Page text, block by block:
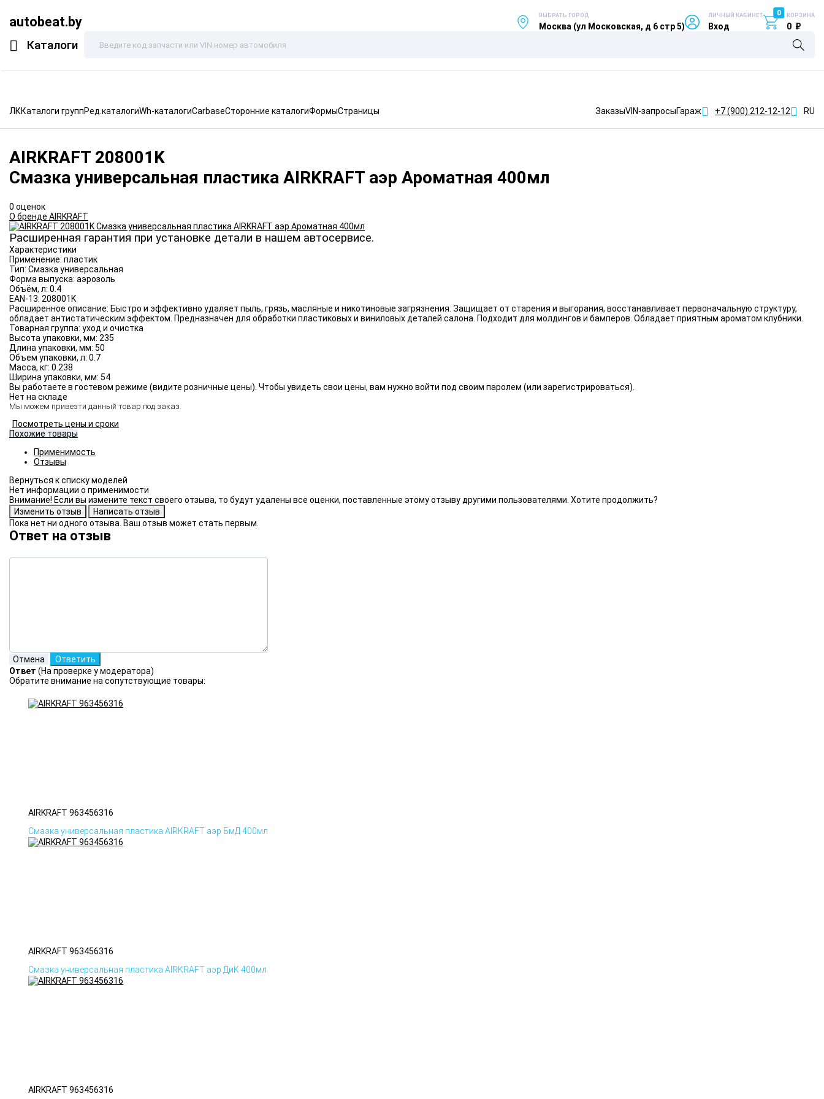
autobeat.by
Каталоги
ВЫБРАТЬ ГОРОД
Москва (ул Московская, д 6 стр 5)
ЛИЧНЫЙ КАБИНЕТ
Вход
0 КОРЗИНА
0 ₽
ЛККаталоги группРед.каталогиWh-каталогиCarbaseСторонние каталогиФормыСтраницы ЗаказыVIN-запросыГараж +7 (900) 212-12-12 RU
AIRKRAFT 208001K
Смазка универсальная пластика AIRKRAFT аэр Ароматная 400мл
0 оценок
О бренде AIRKRAFT
Расширенная гарантия при установке детали в нашем автосервисе.
Характеристики
Применение: пластик
Тип: Смазка универсальная
Форма выпуска: аэрозоль
Объём, л: 0.4
EAN-13: 208001K
Расширенное описание: Быстро и эффективно удаляет пыль, грязь, масляные и никотиновые загрязнения. Защищает от старения и выгорания, восстанавливает первоначальную структуру,
обладает антистатическим эффектом. Предназначен для обработки пластиковых и виниловых деталей салона. Подходит для молдингов и бамперов. Обладает приятным ароматом клубники.
Товарная группа: уход и очистка
Высота упаковки, мм: 235
Длина упаковки, мм: 50
Объем упаковки, л: 0.7
Масса, кг: 0.238
Ширина упаковки, мм: 54
Вы работаете в гостевом режиме (видите розничные цены). Чтобы увидеть свои цены, вам нужно войти под своим паролем (или зарегистрироваться).
Нет на складе
Мы можем привезти данный товар под заказ.
Посмотреть цены и сроки
Похожие товары
Применимость
Отзывы
Нет информации о применимости
Внимание! Если вы измените текст своего отзыва, то будут удалены все оценки, поставленные этому отзыву другими пользователями. Хотите продолжить?
Пока нет ни одного отзыва. Ваш отзыв может стать первым.
Ответ на отзыв
Ответ (На проверке у модератора)
Обратите внимание на сопутствующие товары:
AIRKRAFT 963456316
Смазка универсальная пластика AIRKRAFT аэр БмД 400мл
AIRKRAFT 963456316
Смазка универсальная пластика AIRKRAFT аэр ДиК 400мл
AIRKRAFT 963456316